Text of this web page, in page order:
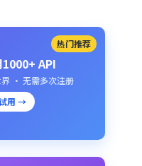
热门推荐
API
· 无需多次注册
用 →